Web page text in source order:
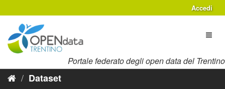
al
contenuto
Accedi
Portale federato degli open data del Trentino
Dataset